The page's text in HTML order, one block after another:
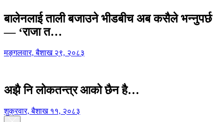
बालेनलाई ताली बजाउने भीडबीच अब कसैले भन्नुपर्छ
— ‘राजा त…
मङ्गलवार, बैशाख २९, २०८३
अझै नि लोकतन्त्र आको छैन है…
शुक्रवार, बैशाख ११, २०८३